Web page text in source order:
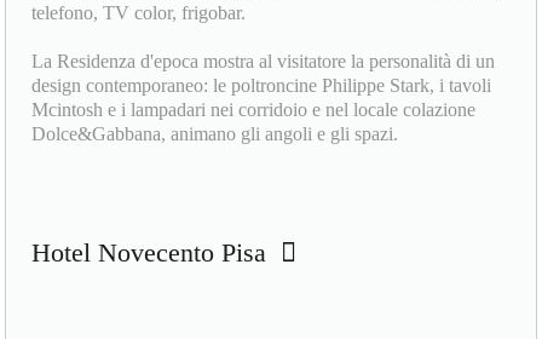
telefono, TV color, frigobar.
La Residenza d'epoca mostra al visitatore la personalità di un
design contemporaneo: le poltroncine Philippe Stark, i tavoli
Mcintosh e i lampadari nei corridoio e nel locale colazione
Dolce&Gabbana, animano gli angoli e gli spazi.
Hotel Novecento Pisa